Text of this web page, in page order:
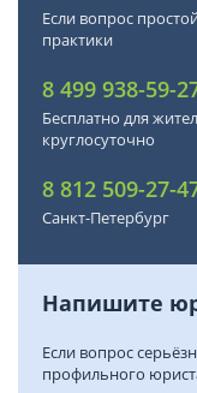
Если вопрос
практики
8 499 938-59-
Бесплатно для
круглосуточно
8 812 509-27-
Санкт-Петербург
Напишите
Если вопрос
профильного